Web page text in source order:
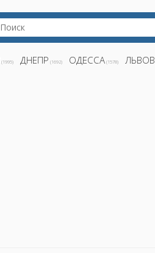
(1995) ДНЕПР (1692) ОДЕССА (1578) ЛЬВОВ